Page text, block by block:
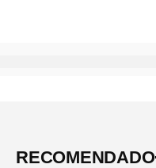
RECOMENDADO